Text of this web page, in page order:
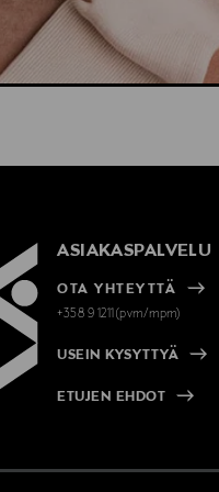
ASIAKASPALVELU
OTA YHTEYTTÄ
+358 9 1211(pvm/mpm)
USEIN KYSYTTYÄ
ETUJEN EHDOT